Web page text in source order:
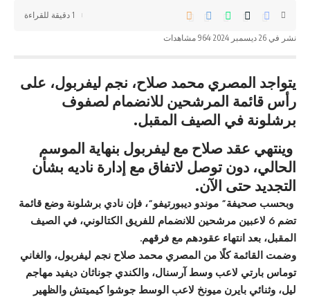
نشر في 26 ديسمبر 2024 964 مشاهدات
1 دقيقة للقراءة
يتواجد المصري محمد صلاح، نجم ليفربول، على
رأس قائمة المرشحين للانضمام لصفوف
برشلونة في الصيف المقبل.
وينتهي عقد صلاح مع ليفربول بنهاية الموسم
الحالي، دون توصل لاتفاق مع إدارة ناديه بشأن
التجديد حتى الآن.
وبحسب صحيفة“ موندو ديبورتيفو“، فإن نادي برشلونة وضع قائمة
تضم 6 لاعبين مرشحين للانضمام للفريق الكتالوني، في الصيف
المقبل، بعد انتهاء عقودهم مع فرقهم.
وضمت القائمة كلًا من المصري محمد صلاح نجم ليفربول، والغاني
توماس بارتي لاعب وسط آرسنال، والكندي جوناثان ديفيد مهاجم
ليل، وثنائي بايرن ميونخ لاعب الوسط جوشوا كيميتش والظهير